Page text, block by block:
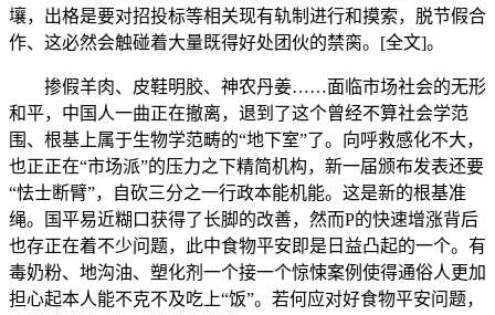
壤，出格是要对招投标等相关现有轨制进行和摸索，脱节假合
作、这必然会触碰着大量既得好处团伙的禁脔。[全文]。
掺假羊肉、皮鞋明胶、神农丹姜……面临市场社会的无形
和平，中国人一曲正在撤离，退到了这个曾经不算社会学范
围、根基上属于生物学范畴的“地下室”了。向呼救感化不大，
也正正在“市场派”的压力之下精简机构，新一届颁布发表还要
“怯士断臂”，自砍三分之一行政本能机能。这是新的根基准
绳。国平易近糊口获得了长脚的改善，然而P的快速增涨背后
也存正在着不少问题，此中食物平安即是日益凸起的一个。有
毒奶粉、地沟油、塑化剂一个接一个惊悚案例使得通俗人更加
担心起本人能不克不及吃上“饭”。若何应对好食物平安问题，